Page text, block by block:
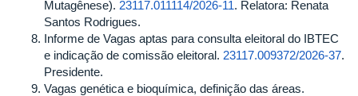
Mutagênese). 23117.011114/2026-11. Relatora: Renata
Santos Rodrigues.
Informe de Vagas aptas para consulta eleitoral do IBTEC
e indicação de comissão eleitoral. 23117.009372/2026-37.
Presidente.
Vagas genética e bioquímica, definição das áreas.